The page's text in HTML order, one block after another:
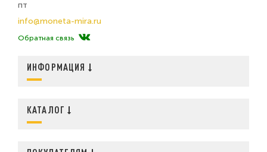
пт
info@moneta-mira.ru
Обратная связь
ИНФОРМАЦИЯ
КАТАЛОГ